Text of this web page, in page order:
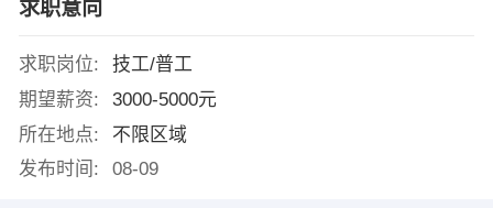
求职意向
求职岗位:
技工/普工
期望薪资:
3000-5000元
所在地点:
不限区域
发布时间:
08-09